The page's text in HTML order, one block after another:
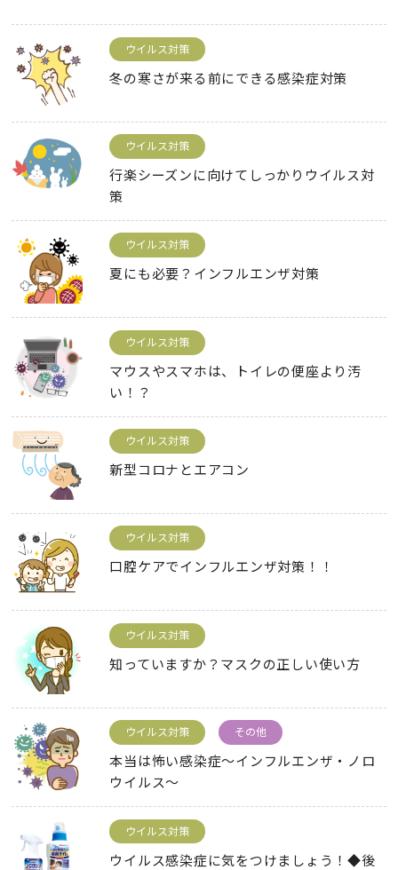
ウイルス対策
冬の寒さが来る前にできる感染症対策
ウイルス対策
行楽シーズンに向けてしっかりウイルス対
策
ウイルス対策
夏にも必要？インフルエンザ対策
ウイルス対策
マウスやスマホは、トイレの便座より汚
い！？
ウイルス対策
新型コロナとエアコン
ウイルス対策
口腔ケアでインフルエンザ対策！！
ウイルス対策
知っていますか？マスクの正しい使い方
ウイルス対策 その他
本当は怖い感染症～インフルエンザ・ノロ
ウイルス～
ウイルス対策
ウイルス感染症に気をつけましょう！◆後